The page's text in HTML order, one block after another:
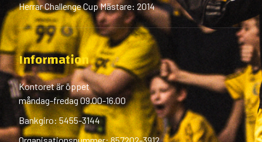
Herrar Challenge Cup Mästare: 2014
Information
Kontoret är öppet
måndag-fredag 09.00-16.00
Bankgiro: 5455-3144